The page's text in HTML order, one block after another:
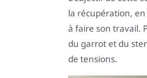
la récupération,
à faire son travail.
du garrot et du
de tensions.